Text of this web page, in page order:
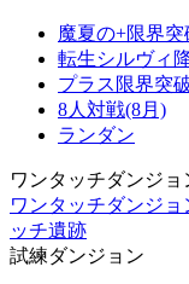
魔夏の+限界
転生シルヴィ
プラス限界突
8人対戦(8月)
ランダン
ワンタッチダンジョ
ワンタッチダンジョ
ッチ遺跡
試練ダンジョン